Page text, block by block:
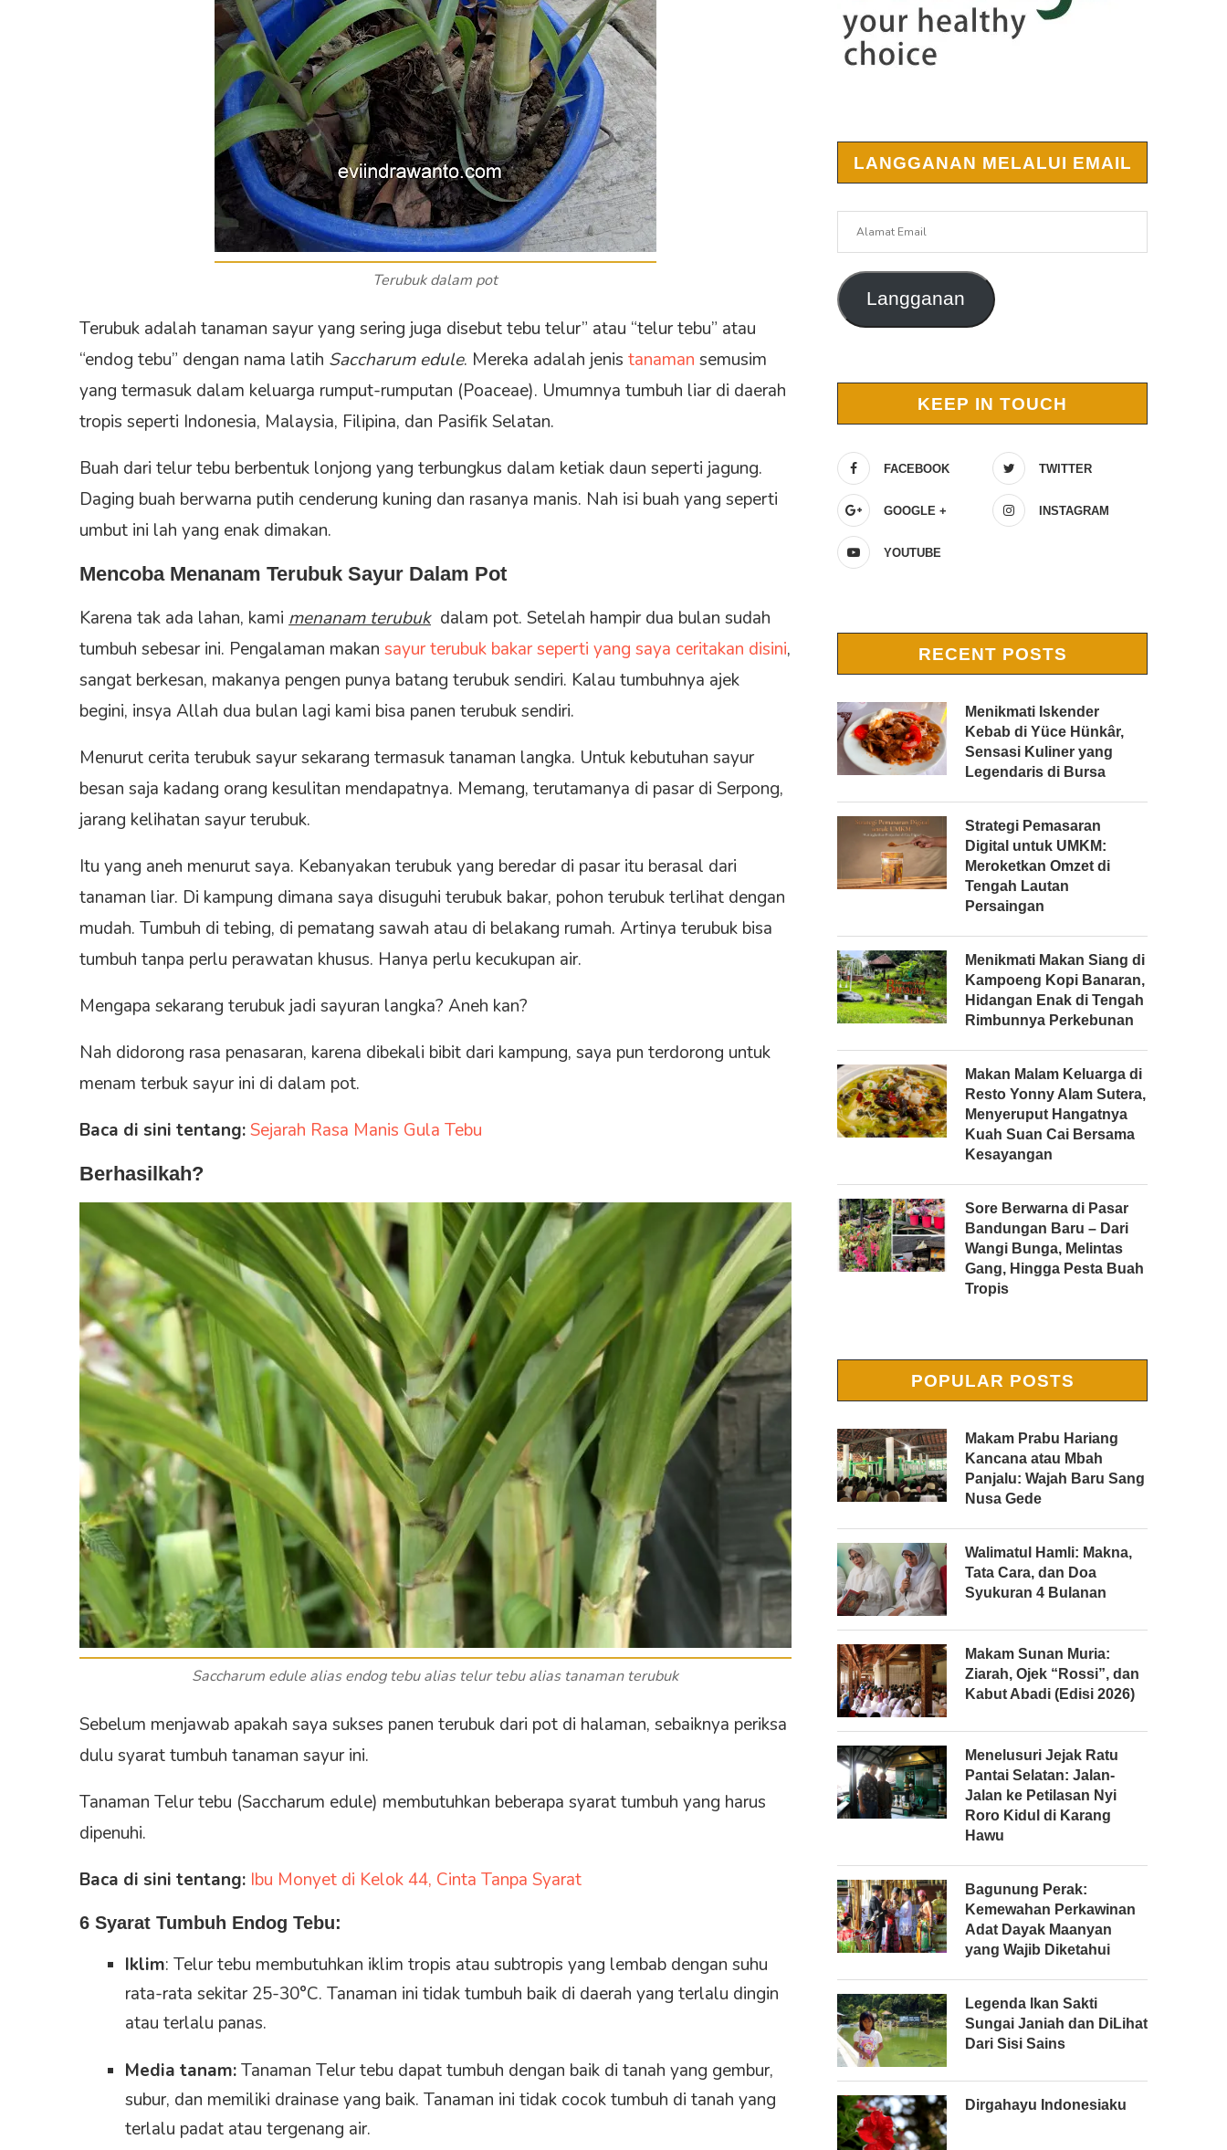
Terubuk dalam pot
Terubuk adalah tanaman sayur yang sering juga disebut tebu telur” atau “telur tebu” atau
“endog tebu” dengan nama latih Saccharum edule. Mereka adalah jenis tanaman semusim
yang termasuk dalam keluarga rumput-rumputan (Poaceae). Umumnya tumbuh liar di daerah
tropis seperti Indonesia, Malaysia, Filipina, dan Pasifik Selatan.
Buah dari telur tebu berbentuk lonjong yang terbungkus dalam ketiak daun seperti jagung.
Daging buah berwarna putih cenderung kuning dan rasanya manis. Nah isi buah yang seperti
umbut ini lah yang enak dimakan.
Mencoba Menanam Terubuk Sayur Dalam Pot
Karena tak ada lahan, kami menanam terubukdalam pot. Setelah hampir dua bulan sudah
tumbuh sebesar ini. Pengalaman makan sayur terubuk bakar seperti yang saya ceritakan disini,
sangat berkesan, makanya pengen punya batang terubuk sendiri. Kalau tumbuhnya ajek
begini, insya Allah dua bulan lagi kami bisa panen terubuk sendiri.
Menurut cerita terubuk sayur sekarang termasuk tanaman langka. Untuk kebutuhan sayur
besan saja kadang orang kesulitan mendapatnya. Memang, terutamanya di pasar di Serpong,
jarang kelihatan sayur terubuk.
Itu yang aneh menurut saya. Kebanyakan terubuk yang beredar di pasar itu berasal dari
tanaman liar. Di kampung dimana saya disuguhi terubuk bakar, pohon terubuk terlihat dengan
mudah. Tumbuh di tebing, di pematang sawah atau di belakang rumah. Artinya terubuk bisa
tumbuh tanpa perlu perawatan khusus. Hanya perlu kecukupan air.
Mengapa sekarang terubuk jadi sayuran langka? Aneh kan?
Nah didorong rasa penasaran, karena dibekali bibit dari kampung, saya pun terdorong untuk
menam terbuk sayur ini di dalam pot.
Baca di sini tentang:Sejarah Rasa Manis Gula Tebu
Berhasilkah?
Saccharum edule alias endog tebu alias telur tebu alias tanaman terubuk
Sebelum menjawab apakah saya sukses panen terubuk dari pot di halaman, sebaiknya periksa
dulu syarat tumbuh tanaman sayur ini.
Tanaman Telur tebu (Saccharum edule) membutuhkan beberapa syarat tumbuh yang harus
dipenuhi.
Baca di sini tentang: Ibu Monyet di Kelok 44, Cinta Tanpa Syarat
6 Syarat Tumbuh Endog Tebu:
Iklim: Telur tebu membutuhkan iklim tropis atau subtropis yang lembab dengan suhu
rata-rata sekitar 25-30°C. Tanaman ini tidak tumbuh baik di daerah yang terlalu dingin
atau terlalu panas.
Media tanam:Tanaman Telur tebu dapat tumbuh dengan baik di tanah yang gembur,
subur, dan memiliki drainase yang baik. Tanaman ini tidak cocok tumbuh di tanah yang
terlalu padat atau tergenang air.
LANGGANAN MELALUI EMAIL
Langganan
KEEP IN TOUCH
FACEBOOK TWITTER
GOOGLE + INSTAGRAM
YOUTUBE
RECENT POSTS
Menikmati Iskender
Kebab di Yüce Hünkâr,
Sensasi Kuliner yang
Legendaris di Bursa
Strategi Pemasaran
Digital untuk UMKM:
Meroketkan Omzet di
Tengah Lautan
Persaingan
Menikmati Makan Siang di
Kampoeng Kopi Banaran,
Hidangan Enak di Tengah
Rimbunnya Perkebunan
Makan Malam Keluarga di
Resto Yonny Alam Sutera,
Menyeruput Hangatnya
Kuah Suan Cai Bersama
Kesayangan
Sore Berwarna di Pasar
Bandungan Baru – Dari
Wangi Bunga, Melintas
Gang, Hingga Pesta Buah
Tropis
POPULAR POSTS
Makam Prabu Hariang
Kancana atau Mbah
Panjalu: Wajah Baru Sang
Nusa Gede
Walimatul Hamli: Makna,
Tata Cara, dan Doa
Syukuran 4 Bulanan
Makam Sunan Muria:
Ziarah, Ojek “Rossi”, dan
Kabut Abadi (Edisi 2026)
Menelusuri Jejak Ratu
Pantai Selatan: Jalan-
Jalan ke Petilasan Nyi
Roro Kidul di Karang
Hawu
Bagunung Perak:
Kemewahan Perkawinan
Adat Dayak Maanyan
yang Wajib Diketahui
Legenda Ikan Sakti
Sungai Janiah dan DiLihat
Dari Sisi Sains
Dirgahayu Indonesiaku